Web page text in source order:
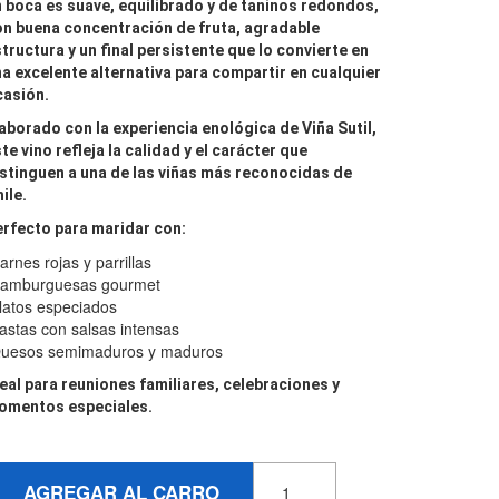
boca es suave, equilibrado y de taninos redondos,
buena concentración de fruta, agradable
y un final persistente que lo convierte en
excelente alternativa para compartir en cualquier
con la experiencia enológica deViña Sutil ,
vino refleja la calidad y el carácter que
a una de las viñas más reconocidas de
para maridar con:
rojas y parrillas
gourmet
especiados
con salsas intensas
semimaduros y maduros
para reuniones familiares, celebraciones y
especiales.
AGREGAR AL CARRO